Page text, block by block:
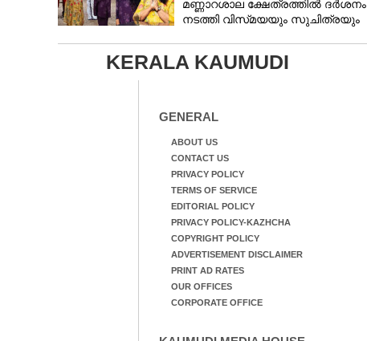
മണ്ണാറശാല ക്ഷേത്രത്തിൽ ദർശനം
നടത്തി വിസ്‌മയയും സുചിത്രയും
KERALA KAUMUDI
GENERAL
ABOUT US
CONTACT US
PRIVACY POLICY
TERMS OF SERVICE
EDITORIAL POLICY
PRIVACY POLICY-KAZHCHA
COPYRIGHT POLICY
ADVERTISEMENT DISCLAIMER
PRINT AD RATES
OUR OFFICES
CORPORATE OFFICE